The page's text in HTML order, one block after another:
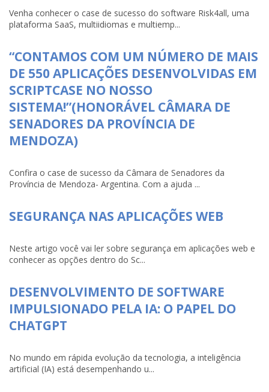
Venha conhecer o case de sucesso do software Risk4all, uma
plataforma SaaS, multiidiomas e multiemp...
“CONTAMOS COM UM NÚMERO DE MAIS
DE 550 APLICAÇÕES DESENVOLVIDAS EM
SCRIPTCASE NO NOSSO
SISTEMA!”(HONORÁVEL CÂMARA DE
SENADORES DA PROVÍNCIA DE
MENDOZA)
Confira o case de sucesso da Câmara de Senadores da
Província de Mendoza- Argentina. Com a ajuda ...
SEGURANÇA NAS APLICAÇÕES WEB
Neste artigo você vai ler sobre segurança em aplicações web e
conhecer as opções dentro do Sc...
DESENVOLVIMENTO DE SOFTWARE
IMPULSIONADO PELA IA: O PAPEL DO
CHATGPT
No mundo em rápida evolução da tecnologia, a inteligência
artificial (IA) está desempenhando u...